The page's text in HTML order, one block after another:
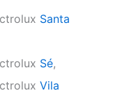
Santa
Sé,
Vila